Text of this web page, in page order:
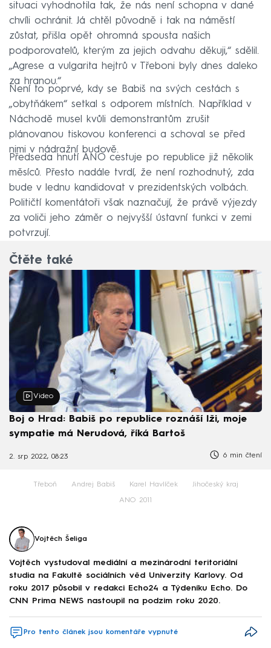
situaci vyhodnotila tak, že nás není schopna v dané
chvíli ochránit. Já chtěl původně i tak na náměstí
zůstat, přišla opět ohromná spousta našich
podporovatelů, kterým za jejich odvahu děkuji,“ sdělil.
„Agrese a vulgarita hejtrů v Třeboni byly dnes daleko
za hranou.“
Není to poprvé, kdy se Babiš na svých cestách s
„obytňákem“ setkal s odporem místních. Například v
Náchodě musel kvůli demonstrantům zrušit
plánovanou tiskovou konferenci a schoval se před
nimi v nádražní budově.
Předseda hnutí ANO cestuje po republice již několik
měsíců. Přesto nadále tvrdí, že není rozhodnutý, zda
bude v lednu kandidovat v prezidentských volbách.
Političtí komentátoři však naznačují, že právě výjezdy
za voliči jeho záměr o nejvyšší ústavní funkci v zemi
potvrzují.
Čtěte také
Video
Boj o Hrad: Babiš po republice roznáší lži, moje
sympatie má Nerudová, říká Bartoš
2. srp 2022, 08:23 6 min čtení
Třeboň Andrej Babiš Karel Havlíček Jihočeský kraj
ANO 2011
Vojtěch Šeliga
Vojtěch vystudoval mediální a mezinárodní teritoriální
studia na Fakultě sociálních věd Univerzity Karlovy. Od
roku 2017 působil v redakci Echo24 a Týdeníku Echo. Do
CNN Prima NEWS nastoupil na podzim roku 2020.
Pro tento článek jsou komentáře vypnuté